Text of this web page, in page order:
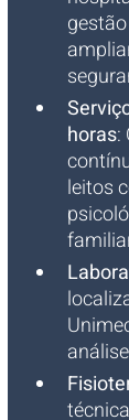
horas:
leitos